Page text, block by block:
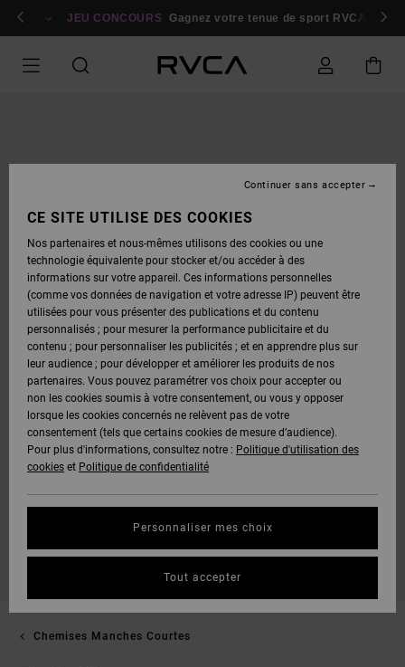
Se connecter / s'inscrire
JEU CONCOURS Gagnez votre tenue de sport RVCA
Chemises Manches Courtes
CE SITE UTILISE DES COOKIES
Nos partenaires et nous-mêmes utilisons des cookies ou une
technologie équivalente pour stocker et/ou accéder à des
informations sur votre appareil. Ces informations personnelles
(comme vos données de navigation et votre adresse IP) peuvent être
utilisées pour vous présenter des publications et du contenu
personnalisés ; pour mesurer la performance publicitaire et du
contenu ; pour personnaliser les publicités ; et en apprendre plus sur
leur audience ; pour développer et améliorer les produits de nos
partenaires. Vous pouvez paramétrer vos choix pour accepter ou
non les cookies soumis à votre consentement, ou vous y opposer
lorsque les cookies concernés ne relèvent pas de votre
consentement (tels que certains cookies de mesure d’audience).
Pour plus d'informations, consultez notre : Politique d'utilisation des
cookies et Politique de confidentialité
Personnaliser mes choix
Continuer sans accepter
Tout accepter